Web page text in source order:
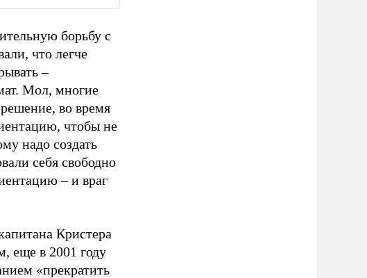
борьбу с
что легче
–
Мол, многие
во время
чтобы не
надо создать
себя свободно
– и враг
Кристера
еще в 2001 году
«прекратить